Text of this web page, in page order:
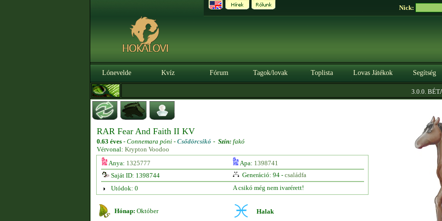
Nick:
Lónevelde Kvíz Fórum Tagok/lovak Toplista Lovas Játékok Segítség
3.0.0. BÉTA|
RAR Fear And Faith II KV
0.63 éves - Connemara póni - Csődörcsikó - Szín: fakó
Vérvonal: Krypton Voodoo
Anya: 1325777 Apa: 1398741
Saját ID: 1398744
Generáció: 94 - családfa
Utódok: 0
A csikó még nem ivarérett!
Hónap: Október Halak